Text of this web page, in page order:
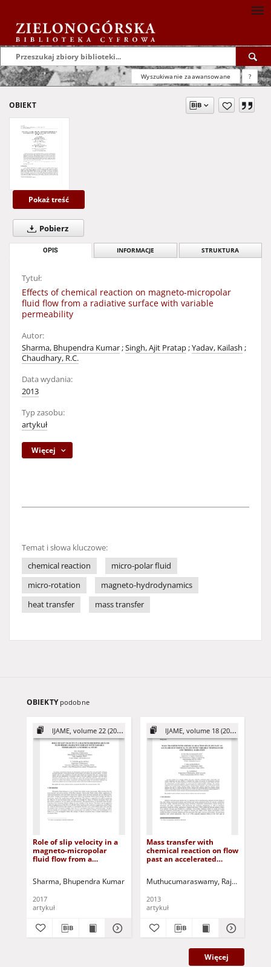
Wyszukiwanie zaawansowane ?
OBIEKT
Pokaż treść
Pobierz
OPIS INFORMACJE STRUKTURA
Tytuł:
Effects of chemical reaction on magneto-micropolar
fluid flow from a radiative surface with variable
permeability
Autor:
Sharma, Bhupendra Kumar;Singh, Ajit Pratap;Yadav, Kailash ;
Chaudhary, R.C.
Data wydania:
2013
Typ zasobu:
artykuł
Więcej
Temat i słowa kluczowe:
chemical reaction
micro-polar fluid
micro-rotation
magneto-hydrodynamics
heat transfer
mass transfer
OBIEKTY podobne
IJAME, volume 22 (2017)
Role of slip velocity in a
magneto-micropolar
fluid flow from a
numerical study
Sharma, Bhupendra Kumar Tailor, Vikas Goyal, Mahesh Chandra
2017
artykuł
IJAME, volume 18 (2013)
Mass transfer with
chemical reaction on flow
past an accelerated
and thermal radiation
Muthucumaraswamy, Rajamanickam
2013
artykuł
Więcej